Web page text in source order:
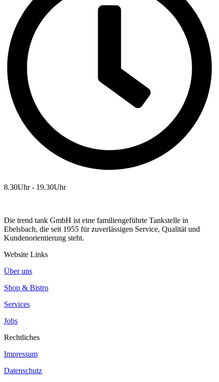
8.30Uhr - 19.30Uhr
Die trend tank GmbH ist eine familiengeführte Tankstelle in
Ebelsbach, die seit 1955 für zuverlässigen Service, Qualität und
Kundenorientierung steht.
Website Links
Über uns
Shop & Bistro
Services
Jobs
Rechtliches
Impressum
Datenschutz